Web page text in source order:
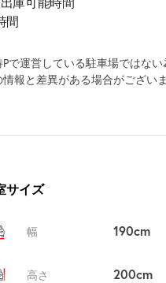
間
で運営している駐車場ではな
報と差異がある場合がござい
サイズ
幅 190cm
高さ 200cm